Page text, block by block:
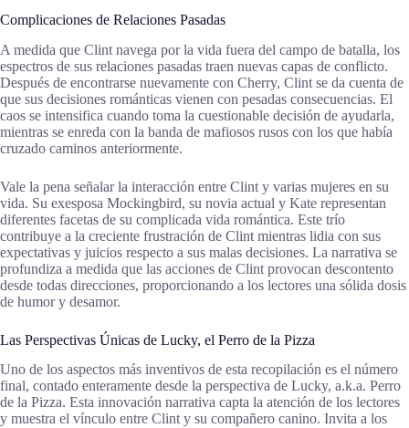
Complicaciones de Relaciones Pasadas
A medida que Clint navega por la vida fuera del campo de batalla, los
espectros de sus relaciones pasadas traen nuevas capas de conflicto.
Después de encontrarse nuevamente con Cherry, Clint se da cuenta de
que sus decisiones románticas vienen con pesadas consecuencias. El
caos se intensifica cuando toma la cuestionable decisión de ayudarla,
mientras se enreda con la banda de mafiosos rusos con los que había
cruzado caminos anteriormente.
Vale la pena señalar la interacción entre Clint y varias mujeres en su
vida. Su exesposa Mockingbird, su novia actual y Kate representan
diferentes facetas de su complicada vida romántica. Este trío
contribuye a la creciente frustración de Clint mientras lidia con sus
expectativas y juicios respecto a sus malas decisiones. La narrativa se
profundiza a medida que las acciones de Clint provocan descontento
desde todas direcciones, proporcionando a los lectores una sólida dosis
de humor y desamor.
Las Perspectivas Únicas de Lucky, el Perro de la Pizza
Uno de los aspectos más inventivos de esta recopilación es el número
final, contado enteramente desde la perspectiva de Lucky, a.k.a. Perro
de la Pizza. Esta innovación narrativa capta la atención de los lectores
y muestra el vínculo entre Clint y su compañero canino. Invita a los